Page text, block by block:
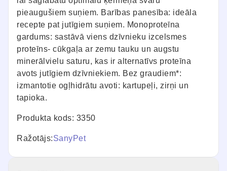
pieaugušiem suņiem. Barības panesība: ideāla
recepte pat jutīgiem suņiem. Monoproteīna
gardums: sastāvā viens dzīvnieku izcelsmes
proteīns- cūkgaļa ar zemu tauku un augstu
minerālvielu saturu, kas ir alternatīvs proteīna
avots jutīgiem dzīvniekiem. Bez graudiem*:
izmantotie ogļhidrātu avoti: kartupeļi, zirņi un
tapioka.
Produkta kods: 3350
Ražotājs:SanyPet